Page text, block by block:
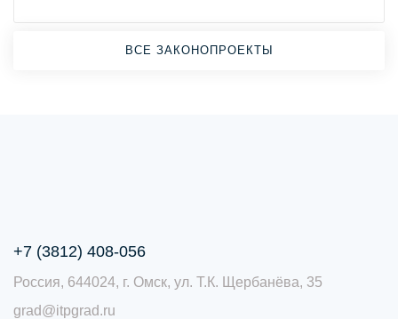
ВСЕ ЗАКОНОПРОЕКТЫ
+7 (3812) 408-056
Россия, 644024, г. Омск, ул. Т.К. Щербанёва, 35
grad@itpgrad.ru